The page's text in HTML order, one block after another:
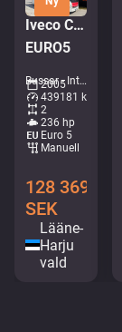
Iveco CC120/130 E24/FP
EURO5
Bussar - Intercitybuss • M311-4601
2005
439181 km
2
236 hp
Euro 5
Manuell
128 369
SEK
Lääne-
Harju
vald